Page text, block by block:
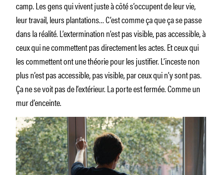
camp. Les gens qui vivent juste à côté s’occupent de leur vie,
leur travail, leurs plantations… C’est comme ça que ça se passe
dans la réalité. L’extermination n’est pas visible, pas accessible, à
ceux qui ne commettent pas directement les actes. Et ceux qui
les commettent ont une théorie pour les justifier. L’inceste non
plus n’est pas accessible, pas visible, par ceux qui n’y sont pas.
Ça ne se voit pas de l’extérieur. La porte est fermée. Comme un
mur d’enceinte.